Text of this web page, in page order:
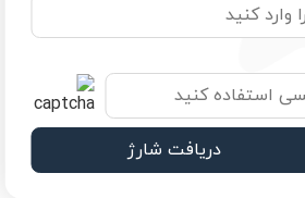
سگ در بحران:
مهم‌تر است؟
دریافت شارژ